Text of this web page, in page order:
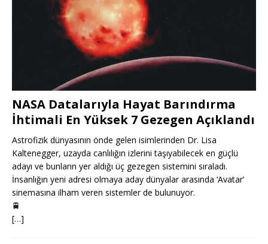
NASA Datalarıyla Hayat Barındırma
İhtimali En Yüksek 7 Gezegen Açıklandı
Astrofizik dünyasının önde gelen isimlerinden Dr. Lisa
Kaltenegger, uzayda canlılığın izlerini taşıyabilecek en güçlü
adayı ve bunların yer aldığı üç gezegen sistemini sıraladı.
İnsanlığın yeni adresi olmaya aday dünyalar arasında ‘Avatar’
sinemasına ilham veren sistemler de bulunuyor.
🚆
[…]